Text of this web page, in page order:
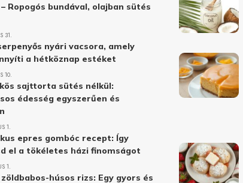
Ropogós bundával, olajban sütés
31.
nyári vacsora, amely
a hétköznap estéket
10.
sajttorta sütés nélkül:
édesség egyszerűen és
1.
epres gombóc recept: Így
el a tökéletes házi finomságot
1.
húsos rizs: Egy gyors és